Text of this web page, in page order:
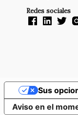
Redes sociales
Aviso en el
Sus